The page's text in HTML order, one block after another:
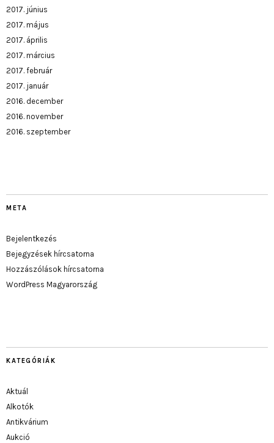
2017. június
2017. május
2017. április
2017. március
2017. február
2017. január
2016. december
2016. november
2016. szeptember
META
Bejelentkezés
Bejegyzések hírcsatorna
Hozzászólások hírcsatorna
WordPress Magyarország
KATEGÓRIÁK
Aktuál
Alkotók
Antikvárium
Aukció